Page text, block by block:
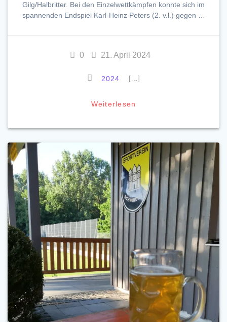
Gilg/Halbritter. Bei den Einzelwettkämpfen konnte sich im
spannenden Endspiel Karl-Heinz Peters (2. v.l.) gegen …
0 21. April 2024
2024 […]
Weiterlesen